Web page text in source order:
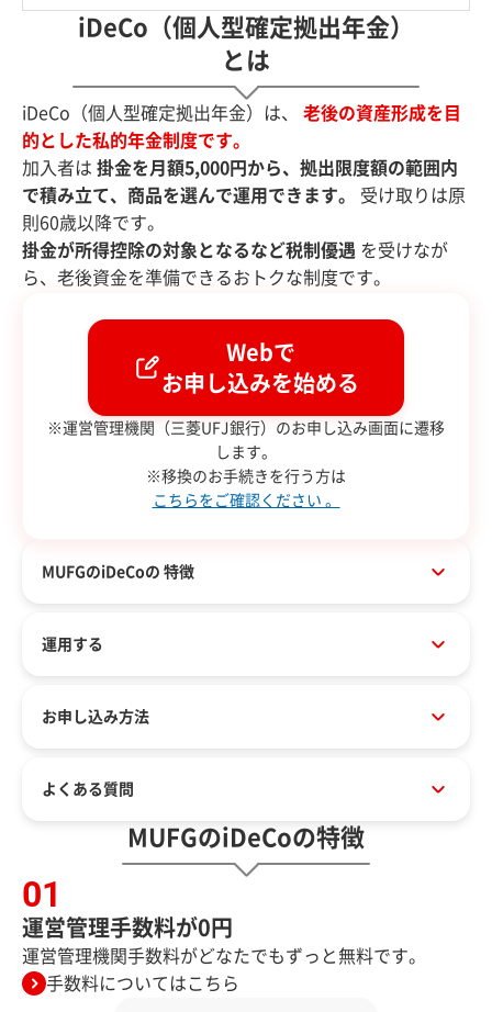
iDeCo（個人型確定拠出年金）
とは
iDeCo（個人型確定拠出年金）は、 老後の資産形成を目
的とした私的年金制度です。
加入者は 掛金を月額5,000円から、拠出限度額の範囲内
で積み立て、商品を選んで運用できます。
受け取りは原
則60歳以降です。
掛金が所得控除の対象となるなど税制優遇 を受けなが
ら、老後資金を準備できるおトクな制度です。
Webで
お申し込みを始める
※運営管理機関（三菱UFJ銀行）のお申し込み画面に遷移
します。
※移換のお手続きを行う方は
こちらをご確認ください 。
MUFGのiDeCoの 特徴
運用する
お申し込み方法
よくある質問
MUFGのiDeCoの特徴
運営管理手数料が0円
運営管理機関手数料がどなたでもずっと無料です。
手数料についてはこちら